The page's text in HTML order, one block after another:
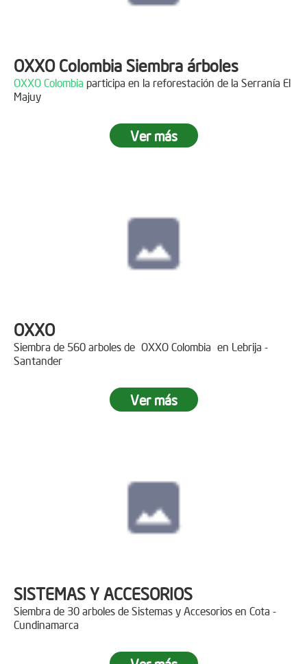
OXXO Colombia Siembra árboles
OXXO Colombia participa en la reforestación de la Serranía El
Majuy
Ver más
OXXO
Siembra de 560 arboles de OXXO Colombia en Lebrija -
Santander
Ver más
SISTEMAS Y ACCESORIOS
Siembra de 30 arboles de Sistemas y Accesorios en Cota -
Cundinamarca